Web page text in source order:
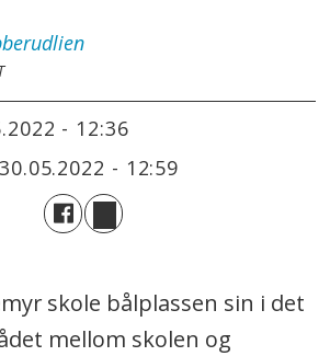
- 12:36
30.05.2022 - 12:59
skole bålplassen sin i det
mellom skolen og